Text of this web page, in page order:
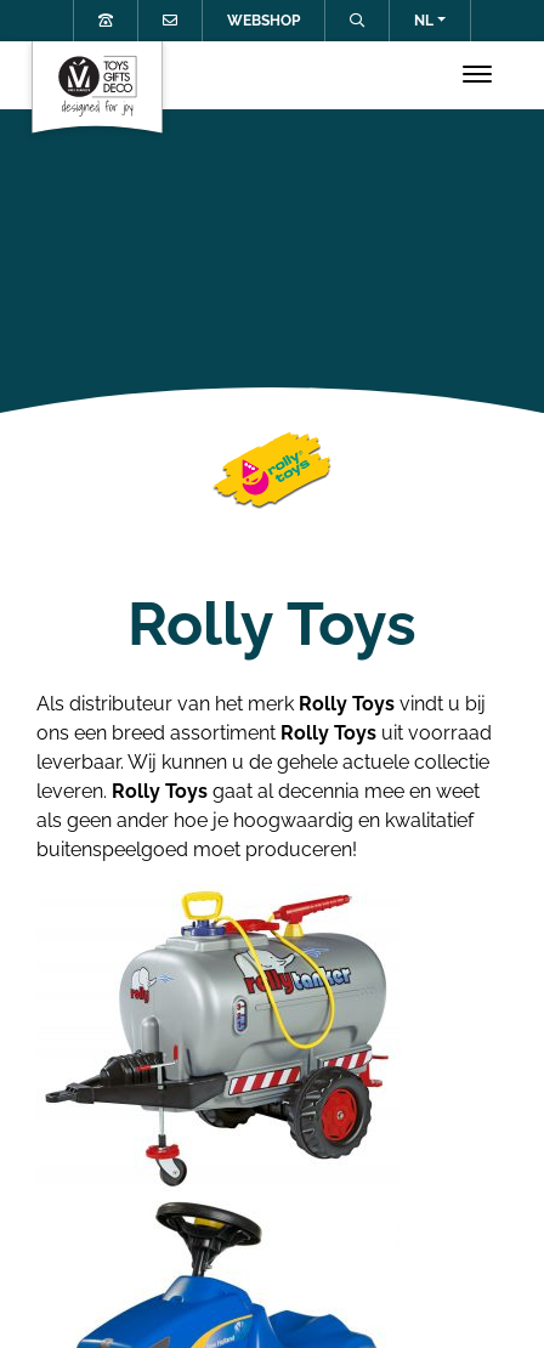
WEBSHOP NL
Rolly Toys
Als distributeur van het merk Rolly Toys vindt u bij
ons een breed assortiment Rolly Toys uit voorraad
leverbaar. Wij kunnen u de gehele actuele collectie
leveren. Rolly Toys gaat al decennia mee en weet
als geen ander hoe je hoogwaardig en kwalitatief
buitenspeelgoed moet produceren!